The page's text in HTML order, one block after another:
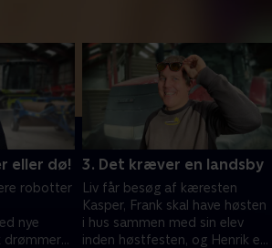
eller dø!
robotter
nye
drømmer
3. Det kræver en landsby
Liv får besøg af kæresten
Kasper, Frank skal have høsten
i hus sammen med sin elev
inden høstfesten, og Henrik er